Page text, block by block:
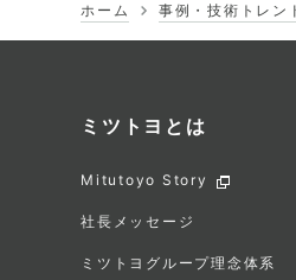
ホーム 事例・技術トレン
ミツトヨとは
Mitutoyo Story
社長メッセージ
ミツトヨグループ理念体系